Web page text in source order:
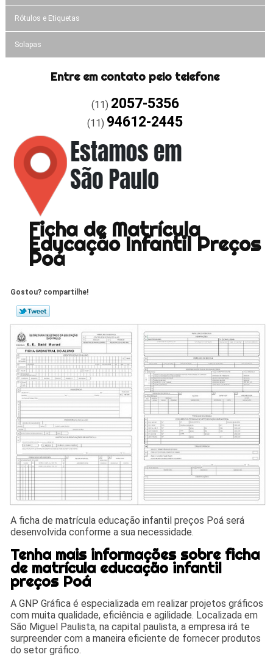
Rótulos e Etiquetas
Solapas
Entre em contato pelo telefone
(11) 2057-5356
(11) 94612-2445
Ficha de Matrícula
Educação Infantil Preços
Poá
Gostou? compartilhe!
A ficha de matrícula educação infantil preços Poá será
desenvolvida conforme a sua necessidade.
Tenha mais informações sobre ficha
de matrícula educação infantil
preços Poá
A GNP Gráfica é especializada em realizar projetos gráficos
com muita qualidade, eficiência e agilidade. Localizada em
São Miguel Paulista, na capital paulista, a empresa irá te
surpreender com a maneira eficiente de fornecer produtos
do setor gráfico.